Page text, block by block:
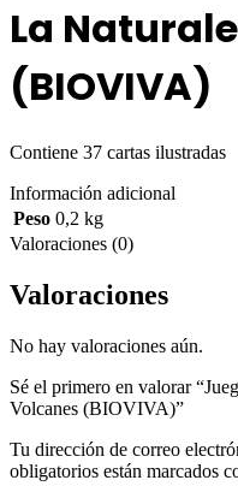
La
(BIOVIVA)
Contiene 37 cartas ilustradas
Información adicional
Peso 0,2 kg
Valoraciones (0)
Valoraciones
No hay valoraciones aún.
Sé el primero en valorar
Volcanes (BIOVIVA)”
Tu dirección de correo
obligatorios están marcados